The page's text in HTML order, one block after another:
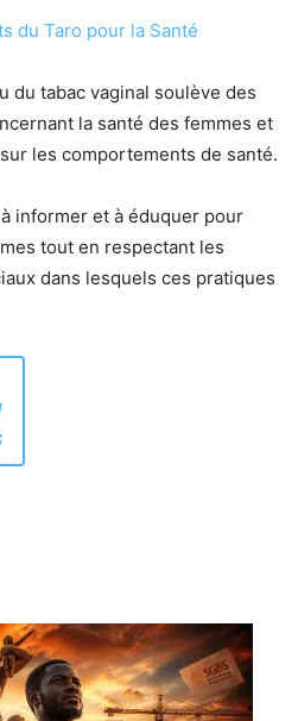
du Taro pour la Santé
du tabac vaginal soulève des
la santé des femmes et
les comportements de santé.
informer et à éduquer pour
tout en respectant les
dans lesquels ces pratiques